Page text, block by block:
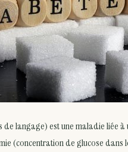
langage) est une maladie liée
(concentration de glucose dans